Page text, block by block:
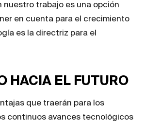
nuestro trabajo es una opción
en cuenta para el crecimiento
es la directriz para el
HACIA EL FUTURO
que traerán para los
continuos avances tecnológicos